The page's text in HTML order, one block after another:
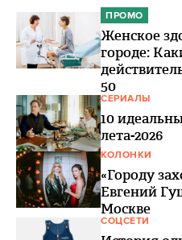
ПРОМО
Женское
городе:
50
СЕРИАЛЫ
10
лета-2026
КОЛОНКИ
«Городу
Евгений
Москве
СОЦСЕТИ